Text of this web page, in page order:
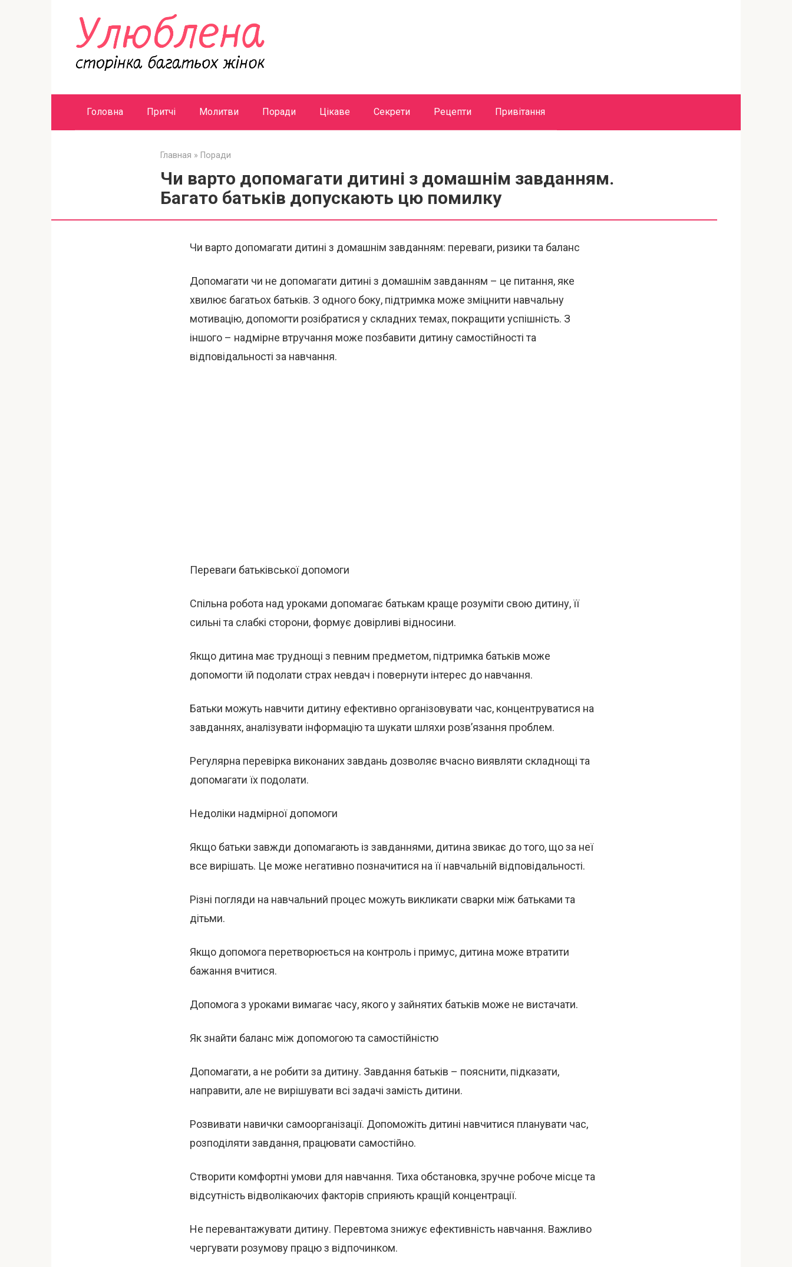
Головна Притчі Молитви Поради Цікаве Секрети Рецепти Привітання
Главная » Поради
Чи варто допомагати дитині з домашнім завданням.
Багато батьків допускають цю помилку
Чи варто допомагати дитині з домашнім завданням: переваги, ризики та баланс
Допомагати чи не допомагати дитині з домашнім завданням – це питання, яке
хвилює багатьох батьків. З одного боку, підтримка може зміцнити навчальну
мотивацію, допомогти розібратися у складних темах, покращити успішність. З
іншого – надмірне втручання може позбавити дитину самостійності та
відповідальності за навчання.
Переваги батьківської допомоги
Спільна робота над уроками допомагає батькам краще розуміти свою дитину, її
сильні та слабкі сторони, формує довірливі відносини.
Якщо дитина має труднощі з певним предметом, підтримка батьків може
допомогти їй подолати страх невдач і повернути інтерес до навчання.
Батьки можуть навчити дитину ефективно організовувати час, концентруватися на
завданнях, аналізувати інформацію та шукати шляхи розв’язання проблем.
Регулярна перевірка виконаних завдань дозволяє вчасно виявляти складнощі та
допомагати їх подолати.
Недоліки надмірної допомоги
Якщо батьки завжди допомагають із завданнями, дитина звикає до того, що за неї
все вирішать. Це може негативно позначитися на її навчальній відповідальності.
Різні погляди на навчальний процес можуть викликати сварки між батьками та
дітьми.
Якщо допомога перетворюється на контроль і примус, дитина може втратити
бажання вчитися.
Допомога з уроками вимагає часу, якого у зайнятих батьків може не вистачати.
Як знайти баланс між допомогою та самостійністю
Допомагати, а не робити за дитину. Завдання батьків – пояснити, підказати,
направити, але не вирішувати всі задачі замість дитини.
Розвивати навички самоорганізації. Допоможіть дитині навчитися планувати час,
розподіляти завдання, працювати самостійно.
Створити комфортні умови для навчання. Тиха обстановка, зручне робоче місце та
відсутність відволікаючих факторів сприяють кращій концентрації.
Не перевантажувати дитину. Перевтома знижує ефективність навчання. Важливо
чергувати розумову працю з відпочинком.